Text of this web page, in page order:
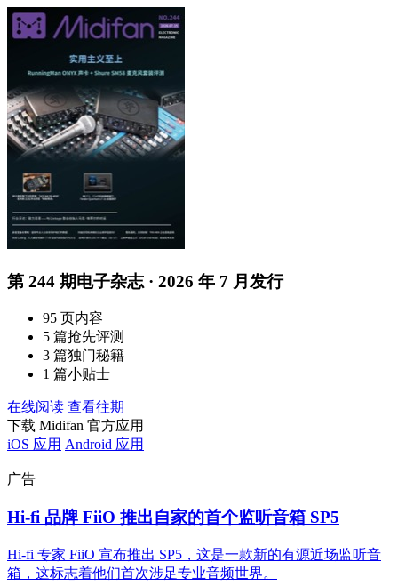
第 244 期电子杂志 · 2026 年 7 月发行
95 页内容
5 篇抢先评测
3 篇独门秘籍
1 篇小贴士
在线阅读 查看往期
下载 Midifan 官方应用
iOS 应用 Android 应用
广告
Hi-fi 品牌 FiiO 推出自家的首个监听音箱 SP5
Hi-fi 专家 FiiO 宣布推出 SP5，这是一款新的有源近场监听音
箱，这标志着他们首次涉足专业音频世界。